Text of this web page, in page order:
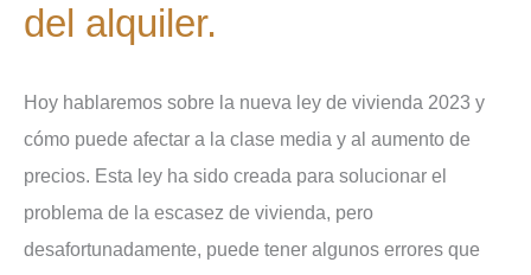
del alquiler.
Hoy hablaremos sobre la nueva ley de vivienda 2023 y
cómo puede afectar a la clase media y al aumento de
precios. Esta ley ha sido creada para solucionar el
problema de la escasez de vivienda, pero
desafortunadamente, puede tener algunos errores que